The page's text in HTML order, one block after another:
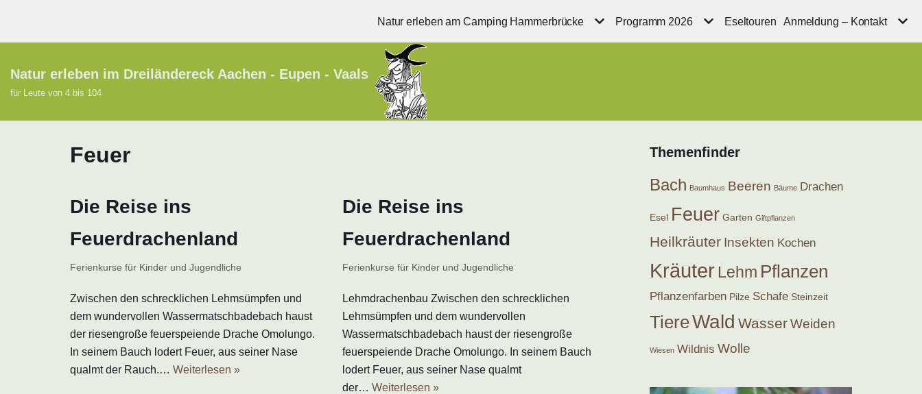
Natur erleben am Camping Hammerbrücke Programm 2026 Eseltouren Anmeldung – Kontakt
Natur erleben im Dreiländereck Aachen - Eupen - Vaals
für Leute von 4 bis 104
Feuer
Die Reise ins
Feuerdrachenland
Ferienkurse für Kinder und Jugendliche
Zwischen den schrecklichen Lehmsümpfen und
dem wundervollen Wassermatschbadebach haust
der riesengroße feuerspeiende Drache Omolungo.
In seinem Bauch lodert Feuer, aus seiner Nase
qualmt der Rauch.… Weiterlesen »
Die Reise ins
Feuerdrachenland
Ferienkurse für Kinder und Jugendliche
Lehmdrachenbau Zwischen den schrecklichen
Lehmsümpfen und dem wundervollen
Wassermatschbadebach haust der riesengroße
feuerspeiende Drache Omolungo. In seinem Bauch
lodert Feuer, aus seiner Nase qualmt
der… Weiterlesen »
Themenfinder
Bach Baumhaus Beeren Bäume Drachen
Esel Feuer Garten Giftpflanzen
Heilkräuter Insekten Kochen
Kräuter Lehm Pflanzen
Pflanzenfarben Pilze Schafe Steinzeit
TiereWald WasserWeiden
Wiesen Wildnis Wolle